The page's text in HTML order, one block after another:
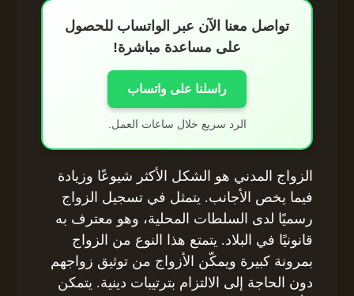
تواصل معنا الآن عبر الواتساب للحصول
على مساعدة مباشرة!
راسلنا على واتساب
الرد سريع خلال ساعات العمل.
الزواج المدني هو الشكل الأكثر شيوعًا وزيادة
فيما يخص الأجانب. يتمثل في تسجيل الزواج
رسميًا لدى السلطات المحلية، وهو معترف به
قانونيًا في البلاد. يتمتع هذا النوع من الزواج
بمرونة كبيرة ويمكّن الأزواج من توثيق زواجهم
دون الحاجة إلى الالتزام بترتيبات دينية. يتمكن